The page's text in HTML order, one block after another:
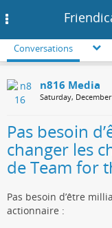
Conversations
n816 Media
Saturday,
Pas besoin
changer les
de Team for
Pas besoin d’être
actionnaire :